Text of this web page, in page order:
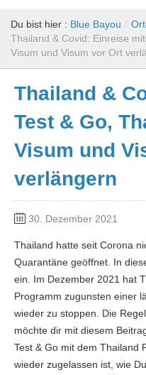
Du bist hier : Blue Bayou /
Thailand & Covid: Einreise
Visum und Visum vor Ort
Thailand &
Test & Go,
Visum und
verlängern
30. Dezember 2021
Thailand hatte seit Corona
Quarantäne geöffnet. In
ein. Im Dezember 2021 hat
Programm zugunsten einer
wieder zu stoppen. Die
möchte dir mit diesem
Test & Go mit dem Thailand
wieder zugelassen ist, wie